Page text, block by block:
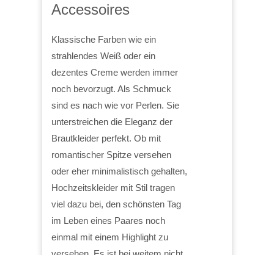
Accessoires
Klassische Farben wie ein
strahlendes Weiß oder ein
dezentes Creme werden immer
noch bevorzugt. Als Schmuck
sind es nach wie vor Perlen. Sie
unterstreichen die Eleganz der
Brautkleider perfekt. Ob mit
romantischer Spitze versehen
oder eher minimalistisch gehalten,
Hochzeitskleider mit Stil tragen
viel dazu bei, den schönsten Tag
im Leben eines Paares noch
einmal mit einem Highlight zu